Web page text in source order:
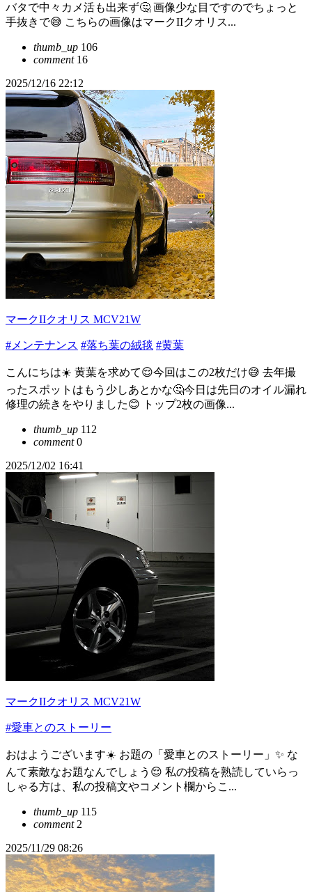
バタで中々カメ活も出来ず🤔 画像少な目ですのでちょっと
手抜きで😅 こちらの画像はマークIIクオリス...
thumb_up 106
comment16
2025/12/16 22:12
マークIIクオリス MCV21W
#メンテナンス #落ち葉の絨毯 #黄葉
こんにちは☀️ 黄葉を求めて😌今回はこの2枚だけ😅 去年撮
ったスポットはもう少しあとかな🤔今日は先日のオイル漏れ
修理の続きをやりました😊 トップ2枚の画像...
thumb_up 112
comment0
2025/12/02 16:41
マークIIクオリス MCV21W
#愛車とのストーリー
おはようございます☀️ お題の「愛車とのストーリー」✨️ な
んて素敵なお題なんでしょう😌 私の投稿を熟読していらっ
しゃる方は、私の投稿文やコメント欄からこ...
thumb_up 115
comment2
2025/11/29 08:26